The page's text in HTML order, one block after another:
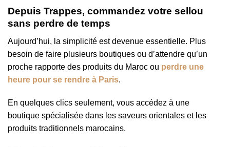
Depuis Trappes, commandez votre sellou
sans perdre de temps
Aujourd’hui, la simplicité est devenue essentielle. Plus
besoin de faire plusieurs boutiques ou d’attendre qu’un
proche rapporte des produits du Maroc ou perdre une
heure pour se rendre à Paris.
En quelques clics seulement, vous accédez à une
boutique spécialisée dans les saveurs orientales et les
produits traditionnels marocains.